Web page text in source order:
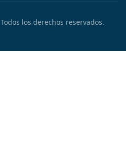
Todos los derechos reservados.